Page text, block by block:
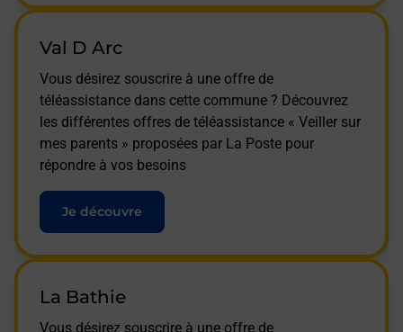
Val D Arc
Vous désirez souscrire à une offre de
téléassistance dans cette commune ? Découvrez
les différentes offres de téléassistance « Veiller sur
mes parents » proposées par La Poste pour
répondre à vos besoins
Je découvre
La Bathie
Vous désirez souscrire à une offre de